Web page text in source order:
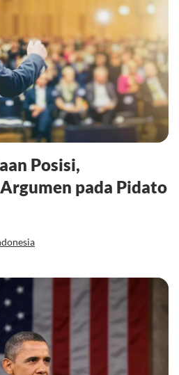
Posisi,
pada Pidato